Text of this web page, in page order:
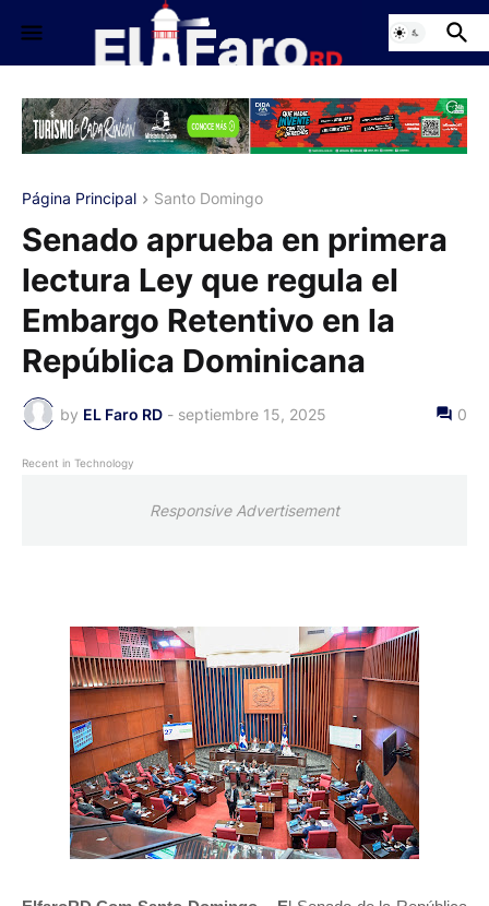
Página Principal Santo Domingo
Senado aprueba en primera
lectura Ley que regula el
Embargo Retentivo en la
República Dominicana
by EL Faro RD - septiembre 15, 2025 0
Recent in Technology
Responsive Advertisement